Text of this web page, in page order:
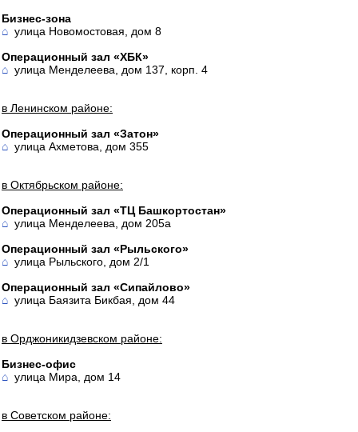
Бизнес-зона
⌂ улица Новомостовая, дом 8
Операционный зал «ХБК»
⌂ улица Менделеева, дом 137, корп. 4
в Ленинском районе:
Операционный зал «Затон»
⌂ улица Ахметова, дом 355
в Октябрьском районе:
Операционный зал «ТЦ Башкортостан»
⌂ улица Менделеева, дом 205а
Операционный зал «Рыльского»
⌂ улица Рыльского, дом 2/1
Операционный зал «Сипайлово»
⌂ улица Баязита Бикбая, дом 44
в Орджоникидзевском районе:
Бизнес-офис
⌂ улица Мира, дом 14
в Советском районе: